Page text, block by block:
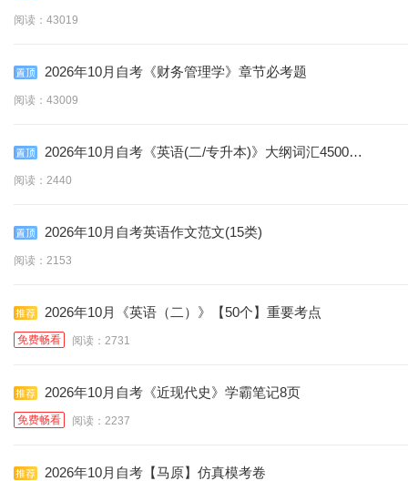
阅读：43019
2026年10月自考《财务管理学》章节必考题
阅读：43009
2026年10月自考《英语(二/专升本)》大纲词汇4500个
(含音标)
阅读：2440
2026年10月自考英语作文范文(15类)
阅读：2153
2026年10月《英语（二）》【50个】重要考点
免费畅看 阅读：2731
2026年10月自考《近现代史》学霸笔记8页
免费畅看 阅读：2237
2026年10月自考【马原】仿真模考卷